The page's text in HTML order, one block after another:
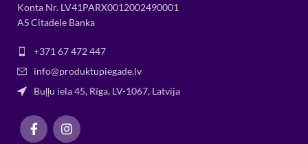
Konta Nr. LV41PARX0012002490001
AS Citadele Banka
+371 67 472 447
info@produktupiegade.lv
Buļļu iela 45, Rīga, LV-1067, Latvija